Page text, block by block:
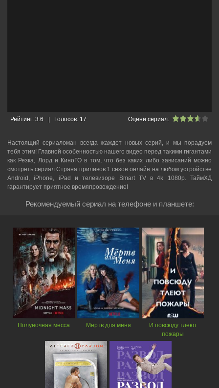
Оцени сериал:
Рейтинг: 3.6 Голосов: 17
Настоящий сериаломан всегда жаждет новых серий, и мы порадуем
тебя этим! Главной особенностью нашего видео перед такими гигантами
как Резка, Лорд и КиноГО в том, что без каких либо зависаний можно
смотреть cериал Страна приливов 1 сезон онлайн на любом устройстве
Android, iPhone, iPad и телевизоре Smart TV в 4k 1080p. ТаймХД
гарантирует приятное времяпровождение!
Рекомендуемый сериал на телефоне и планшете:
Полуночная месса Мертв для меня
И повсюду тлеют
пожары